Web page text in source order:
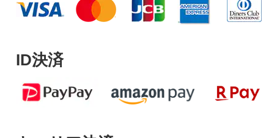
ID決済